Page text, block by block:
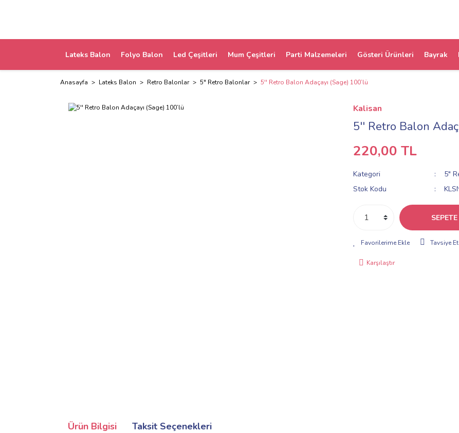
Lateks Balon Folyo Balon Led Çeşitleri Mum Çeşitleri Parti Malzemeleri Gösteri Ürünleri Bayrak
Anasayfa Lateks Balon Retro Balonlar 5" Retro Balonlar 5'' Retro Balon Adaçayı (Sage) 100’lü
Kalisan
5'' Retro Balon
220,00 TL
Kategori
5"
Stok Kodu
Tavsiye Et
Karşılaştır
Ürün Bilgisi Taksit Seçenekleri